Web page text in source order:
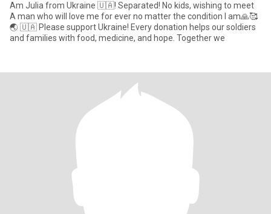
Am Julia from Ukraine 🇺🇦! Separated! No kids, wishing to meet
A man who will love me for ever no matter the condition I am🙏🥰
🌏 🇺🇦 Please support Ukraine! Every donation helps our soldiers
and families with food, medicine, and hope. Together we